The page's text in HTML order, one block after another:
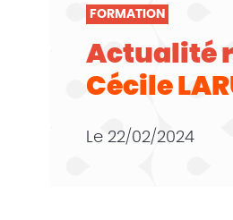
FORMATION
Actualité
Cécile
Le 22/02/2024